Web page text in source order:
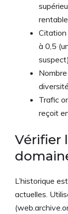
rentable
Citation
à 0,5
suspect)
Trafic
reçoit
Vérifier
L’historique
actuelles.